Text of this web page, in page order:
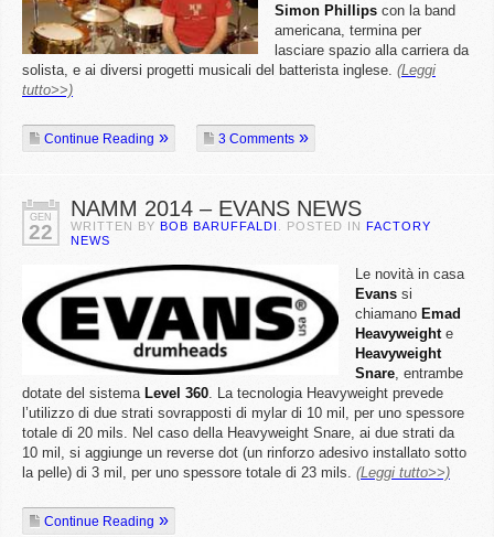
Simon Phillips con la band
americana, termina per
lasciare spazio alla carriera da
solista, e ai diversi progetti musicali del batterista inglese. (Leggi
tutto>>)
Continue Reading 3 Comments
GEN
22
NAMM 2014 – EVANS NEWS
WRITTEN BY BOB BARUFFALDI . POSTED IN FACTORY
NEWS
Le novità in casa
Evans si
chiamano Emad
Heavyweighte
Heavyweight
Snare, entrambe
dotate del sistema Level 360. La tecnologia Heavyweight prevede
l’utilizzo di due strati sovrapposti di mylar di 10 mil, per uno spessore
totale di 20 mils. Nel caso della Heavyweight Snare, ai due strati da
10 mil, si aggiunge un reverse dot (un rinforzo adesivo installato sotto
la pelle) di 3 mil, per uno spessore totale di 23 mils. (Leggi tutto>>)
Continue Reading